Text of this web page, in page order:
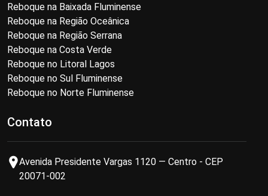
Reboque na Baixada Fluminense
Reboque na Região Oceânica
Reboque na Região Serrana
Reboque na Costa Verde
Reboque no Litoral Lagos
Reboque no Sul Fluminense
Reboque no Norte Fluminense
Contato
Avenida Presidente Vargas 1120 — Centro - CEP
20071-002